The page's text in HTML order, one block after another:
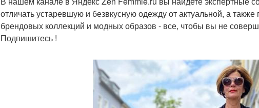
отличать устаревшую и безвкусную одежду от актуальной, а
брендовых коллекций и модных образов - все, чтобы вы не
Подпишитесь !